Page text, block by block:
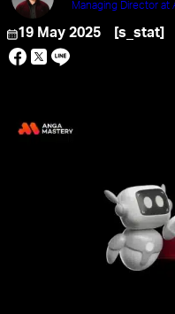
Managing Director at
19 May 2025 [s_stat]